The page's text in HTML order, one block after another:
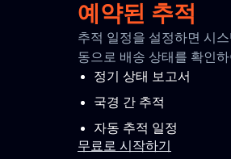
예약된 추적
추적 일정을 설정하면 시
동으로 배송 상태를 확인
정기 상태 보고서
국경 간 추적
자동 추적 일정
무료로 시작하기